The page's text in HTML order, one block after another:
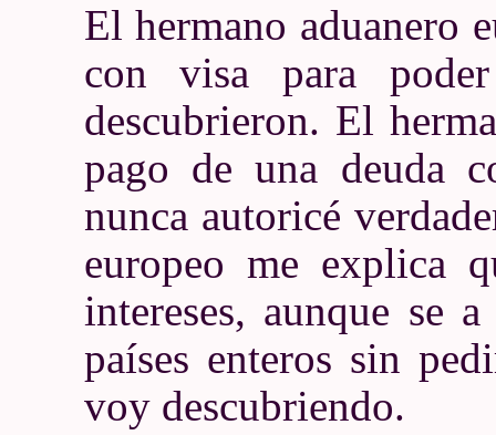
El hermano aduanero
con visa para
descubrieron. El
pago de una deuda
nunca autoricé
europeo me explica
intereses, aunque se
países enteros sin
voy descubriendo.